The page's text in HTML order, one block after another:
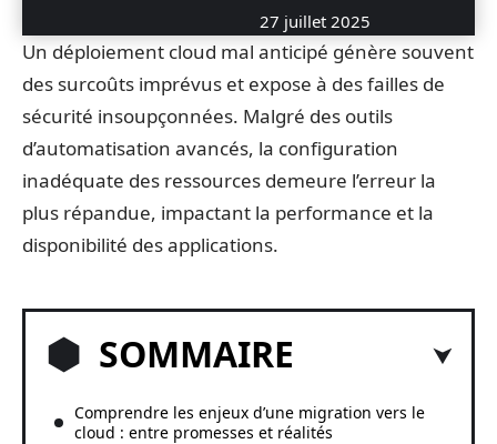
27 juillet 2025
Un déploiement cloud mal anticipé génère souvent
des surcoûts imprévus et expose à des failles de
sécurité insoupçonnées. Malgré des outils
d’automatisation avancés, la configuration
inadéquate des ressources demeure l’erreur la
plus répandue, impactant la performance et la
disponibilité des applications.
SOMMAIRE
Comprendre les enjeux d’une migration vers le
cloud : entre promesses et réalités